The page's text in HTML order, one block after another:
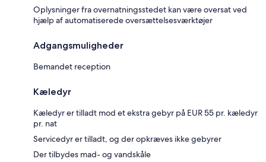
Oplysninger fra overnatningsstedet kan være oversat ved
hjælp af automatiserede oversættelsesværktøjer
Adgangsmuligheder
Bemandet reception
Kæledyr
Kæledyr er tilladt mod et ekstra gebyr på EUR 55 pr. kæledyr
pr. nat
Servicedyr er tilladt, og der opkræves ikke gebyrer
Der tilbydes mad- og vandskåle